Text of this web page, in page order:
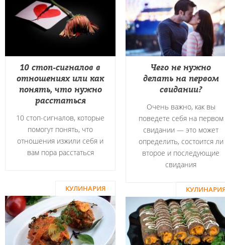
10 стоп-сигналов в
отношениях или как
понять, что нужно
расстаться
10 стоп-сигналов, которые
помогут понять, что
отношения изжили себя и
вам пора расстаться
Чего не нужно
делать на первом
свидании?
Очень важно, как вы
поведете себя на первом
свидании — это может
определить, состоится ли
второе и последующие
свидания
КУЛИНАРИЯ